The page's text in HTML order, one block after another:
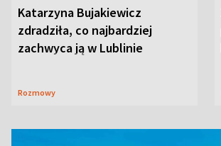
Katarzyna Bujakiewicz
zdradziła, co najbardziej
zachwyca ją w Lublinie
Rozmowy